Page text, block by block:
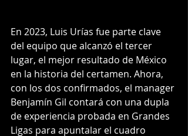
En 2023, Luis Urías fue parte clave
del equipo que alcanzó el tercer
lugar, el mejor resultado de México
en la historia del certamen. Ahora,
con los dos confirmados, el manager
Benjamín Gil contará con una dupla
de experiencia probada en Grandes
Ligas para apuntalar el cuadro